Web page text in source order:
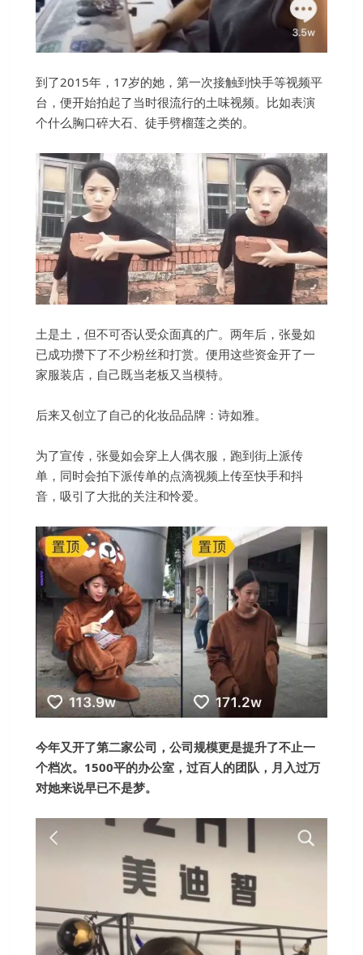
到了2015年，17岁的她，第一次接触到快手等视频平
台，便开始拍起了当时很流行的土味视频。比如表演
个什么胸口碎大石、徒手劈榴莲之类的。
土是土，但不可否认受众面真的广。两年后，张曼如
已成功攒下了不少粉丝和打赏。便用这些资金开了一
家服装店，自己既当老板又当模特。
后来又创立了自己的化妆品品牌：诗如雅。
为了宣传，张曼如会穿上人偶衣服，跑到街上派传
单，同时会拍下派传单的点滴视频上传至快手和抖
音，吸引了大批的关注和怜爱。
今年又开了第二家公司，公司规模更是提升了不止一
个档次。1500平的办公室，过百人的团队，月入过万
对她来说早已不是梦。